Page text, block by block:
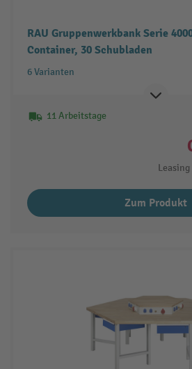
RAU Gruppenwerkbank Serie
Container, 30 Schubladen
6 Varianten
11 Arbeitstage
Leasing
Zum Produkt